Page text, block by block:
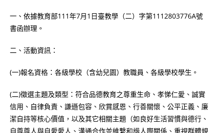
一、依據教育部111年7月1日臺教學（二）字第1112803776A號
書函辦理。
二、活動資訊：
(一)報名資格：各級學校（含幼兒園）教職員、各級學校學生。
(二)徵選主題及類型：符合品德教育之尊重生命、孝悌仁愛、誠實
信用、自律負責、謙遜包容、欣賞感恩、行善關懷、公平正義、廉
潔自持等核心價值，以及其它相關主題（如良好生活習慣與德行、
自尊尊人與自愛愛人、溝通合作並維繫和諧人際關係、重視群體規